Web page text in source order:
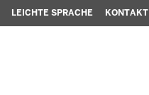
LEICHTE SPRACHE KONTAKT